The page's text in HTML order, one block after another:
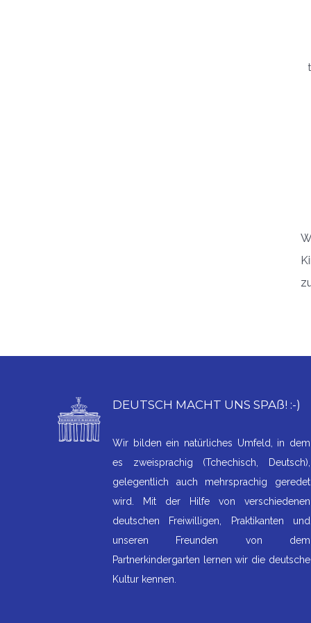
DEUTSCH MACHT UNS SPAß! :-)
Wir bilden ein natürliches Umfeld, in dem
es zweisprachig (Tchechisch, Deutsch),
gelegentlich auch mehrsprachig geredet
wird. Mit der Hilfe von verschiedenen
deutschen Freiwilligen, Praktikanten und
unseren Freunden von dem
Partnerkindergarten lernen wir die deutsche
Kultur kennen.